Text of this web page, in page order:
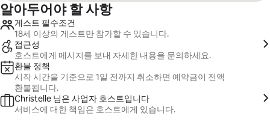
알아두어야 할 사항
게스트 필수조건
18세 이상의 게스트만 참가할 수 있습니다.
접근성
호스트에게 메시지를 보내 자세한 내용을 문의하세요.
환불 정책
시작 시간을 기준으로 1일 전까지 취소하면 예약금이 전액
환불됩니다.
Christelle 님은 사업자 호스트입니다
서비스에 대한 책임은 호스트에게 있습니다.